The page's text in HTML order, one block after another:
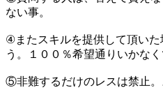
ない事。
④またスキルを提供して頂い
う。１００％希望通りいかな
⑤非難するだけのレスは禁止